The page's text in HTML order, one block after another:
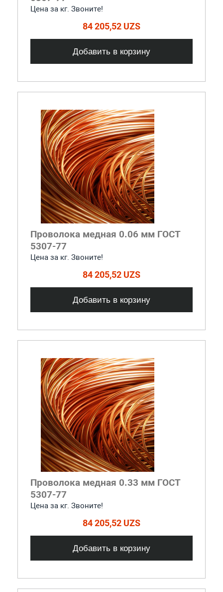
Цена за кг. Звоните!
84 205,52 UZS
Добавить в корзину
Проволока медная 0.06 мм ГОСТ
5307-77
Цена за кг. Звоните!
84 205,52 UZS
Добавить в корзину
Проволока медная 0.33 мм ГОСТ
5307-77
Цена за кг. Звоните!
84 205,52 UZS
Добавить в корзину